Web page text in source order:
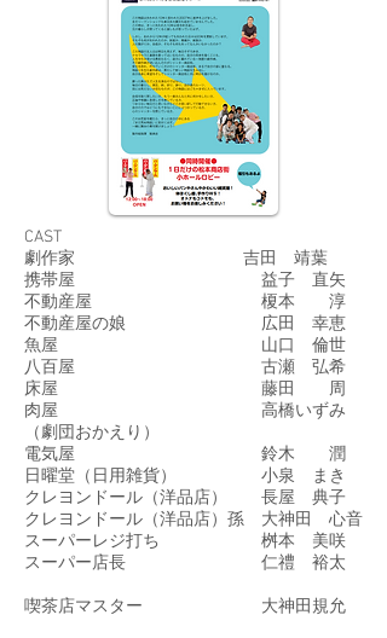
CAST
劇作家 吉田 靖葉
携帯屋 益子 直矢
不動産屋 榎本 淳
不動産屋の娘 広田 幸恵
魚屋 山口 倫世
八百屋 古瀬 弘希
床屋 藤田 周
肉屋 高橋いずみ
（劇団おかえり）
電気屋 鈴木 潤
日曜堂（日用雑貨） 小泉 まき
クレヨンドール（洋品店） 長屋 典子
クレヨンドール（洋品店）孫 大神田 心音
スーパーレジ打ち 桝本 美咲
スーパー店長 仁禮 裕太
喫茶店マスター 大神田規允